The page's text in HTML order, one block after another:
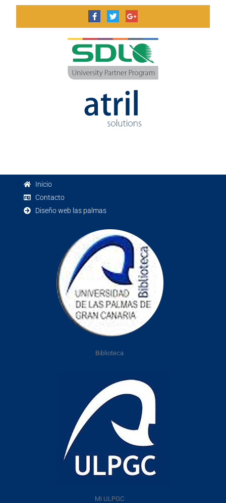
Inicio
Contacto
Diseño web las palmas
Biblioteca
Mi ULPGC